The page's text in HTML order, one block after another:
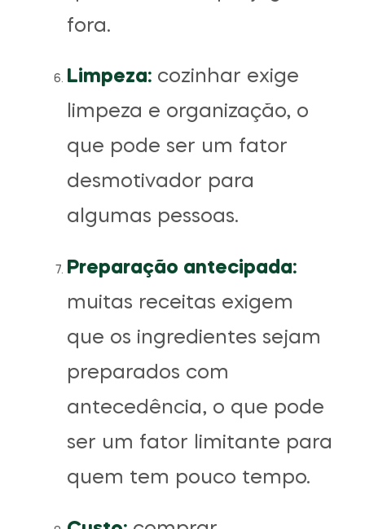
fora.
Limpeza: cozinhar exige
limpeza e organização, o
que pode ser um fator
desmotivador para
algumas pessoas.
Preparação antecipada:
muitas receitas exigem
que os ingredientes sejam
preparados com
antecedência, o que pode
ser um fator limitante para
quem tem pouco tempo.